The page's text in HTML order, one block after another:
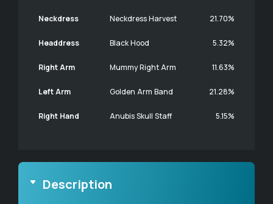
Neckdress Neckdress Harvest 21.70%
Headdress Black Hood 5.32%
Right Arm Mummy Right Arm 11.63%
Left Arm Golden Arm Band 21.28%
Right Hand Anubis Skull Staff 5.15%
Description